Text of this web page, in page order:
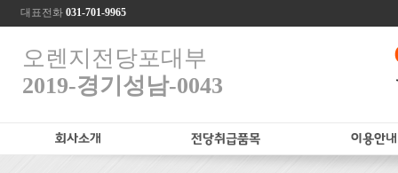
대표전화 031-701-9965
오렌지전당포대부
2019-경기성남-0043